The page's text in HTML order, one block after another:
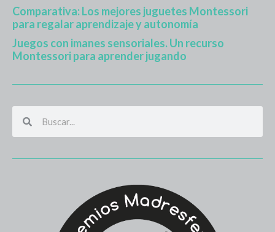
Comparativa: Los mejores juguetes Montessori
para regalar aprendizaje y autonomía
Juegos con imanes sensoriales. Un recurso
Montessori para aprender jugando